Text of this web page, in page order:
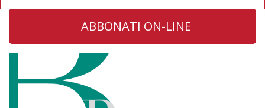
ABBONATI ON-LINE